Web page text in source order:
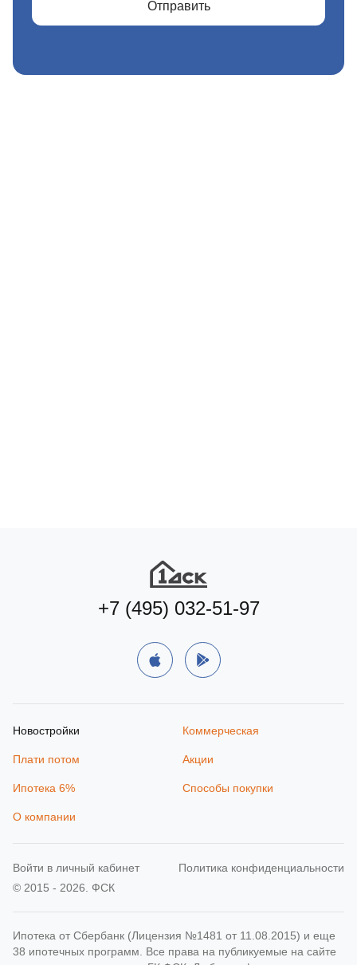
Отправить
+7 (495) 032-51-97
Новостройки Коммерческая
Плати потом Акции
Ипотека 6% Способы покупки
О компании
© 2015 - 2026. ФСК
Политика конфиденциальности
Ипотека от Сбербанк (Лицензия №1481 от 11.08.2015) и еще
38 ипотечных программ. Все права на публикуемые на сайте
Войти в личный кабинет